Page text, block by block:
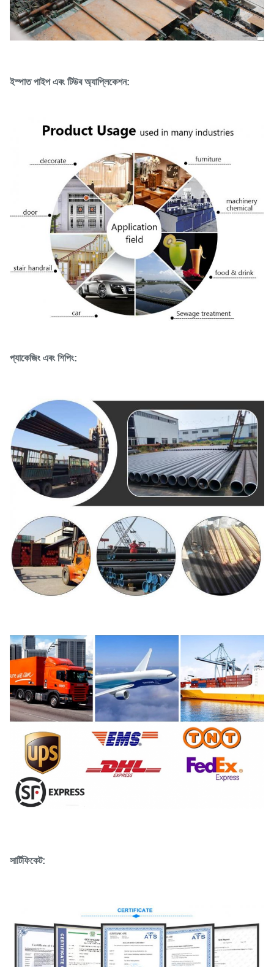
ইস্পাত পাইপ এবং টিউব অ্যাপ্লিকেশন:
প্যাকেজিং এবং শিপিং:
সার্টিফিকেট: